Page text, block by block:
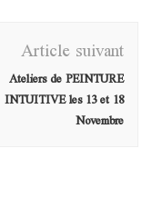
Article suivant
Ateliers de PEINTURE
INTUITIVE les 13 et 18
Novembre